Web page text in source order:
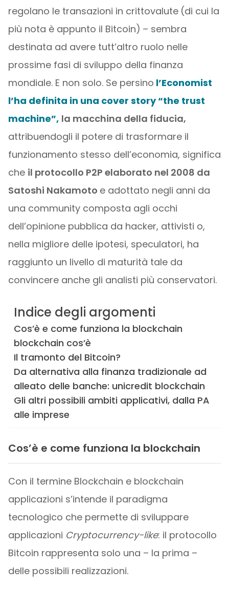
regolano le transazioni in crittovalute (di cui la
più nota è appunto il Bitcoin) – sembra
destinata ad avere tutt’altro ruolo nelle
prossime fasi di sviluppo della finanza
mondiale. E non solo. Se persino l’Economist
l’ha definita in una cover story “the trust
machine”, la macchina della fiducia,
attribuendogli il potere di trasformare il
funzionamento stesso dell’economia, significa
che il protocollo P2P elaborato nel 2008 da
Satoshi Nakamoto e adottato negli anni da
una community composta agli occhi
dell’opinione pubblica da hacker, attivisti o,
nella migliore delle ipotesi, speculatori, ha
raggiunto un livello di maturità tale da
convincere anche gli analisti più conservatori.
Indice degli argomenti
Cos’è e come funziona la blockchain
blockchain cos’è
Il tramonto del Bitcoin?
Da alternativa alla finanza tradizionale ad
alleato delle banche: unicredit blockchain
Gli altri possibili ambiti applicativi, dalla PA
alle imprese
Cos’è e come funziona la blockchain
Con il termine Blockchain e blockchain
applicazioni s’intende il paradigma
tecnologico che permette di sviluppare
applicazioni Cryptocurrency-like: il protocollo
Bitcoin rappresenta solo una – la prima –
delle possibili realizzazioni.